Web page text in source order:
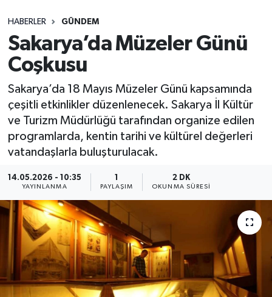
HABERLER GÜNDEM
Sakarya’da Müzeler Günü
Coşkusu
Sakarya’da 18 Mayıs Müzeler Günü kapsamında
çeşitli etkinlikler düzenlenecek. Sakarya İl Kültür
ve Turizm Müdürlüğü tarafından organize edilen
programlarda, kentin tarihi ve kültürel değerleri
vatandaşlarla buluşturulacak.
14.05.2026 - 10:35
YAYINLANMA PAYLAŞIM
2 DK
OKUNMA SÜRESI